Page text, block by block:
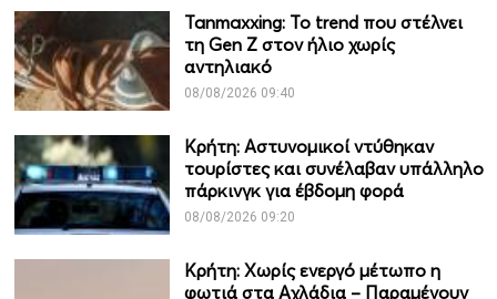
Tanmaxxing: To trend που στέλνει
τη Gen Z στον ήλιο χωρίς
αντηλιακό
08/08/2026 09:40
Κρήτη: Αστυνομικοί ντύθηκαν
τουρίστες και συνέλαβαν υπάλληλο
πάρκινγκ για έβδομη φορά
08/08/2026 09:20
Κρήτη: Χωρίς ενεργό μέτωπο η
φωτιά στα Αχλάδια – Παραμένουν